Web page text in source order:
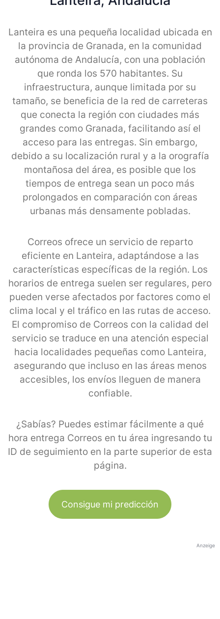
Lanteira es una pequeña localidad ubicada en
la provincia de Granada, en la comunidad
autónoma de Andalucía, con una población
que ronda los 570 habitantes. Su
infraestructura, aunque limitada por su
tamaño, se beneficia de la red de carreteras
que conecta la región con ciudades más
grandes como Granada, facilitando así el
acceso para las entregas. Sin embargo,
debido a su localización rural y a la orografía
montañosa del área, es posible que los
tiempos de entrega sean un poco más
prolongados en comparación con áreas
urbanas más densamente pobladas.
Correos ofrece un servicio de reparto
eficiente en Lanteira, adaptándose a las
características específicas de la región. Los
horarios de entrega suelen ser regulares, pero
pueden verse afectados por factores como el
clima local y el tráfico en las rutas de acceso.
El compromiso de Correos con la calidad del
servicio se traduce en una atención especial
hacia localidades pequeñas como Lanteira,
asegurando que incluso en las áreas menos
accesibles, los envíos lleguen de manera
confiable.
¿Sabías? Puedes estimar fácilmente a qué
hora entrega Correos en tu área ingresando tu
ID de seguimiento en la parte superior de esta
página.
Consigue mi predicción
Anzeige